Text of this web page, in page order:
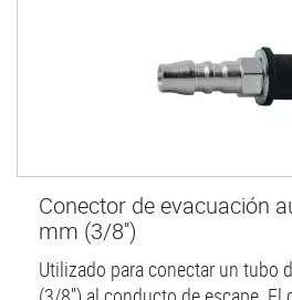
Conector de evacuación
mm (3/8'')
Utilizado para conectar un tubo